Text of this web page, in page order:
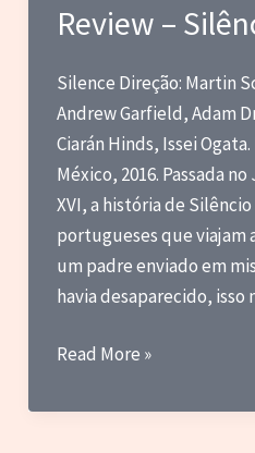
Buster
Review –
Silence Direção: Martin
Andrew Garfield, Adam
Ciarán Hinds, Issei
México, 2016. Passada
XVI, a história de
portugueses que viajam
um padre enviado em
havia desaparecido, isso
Review
Silêncio
Read More »